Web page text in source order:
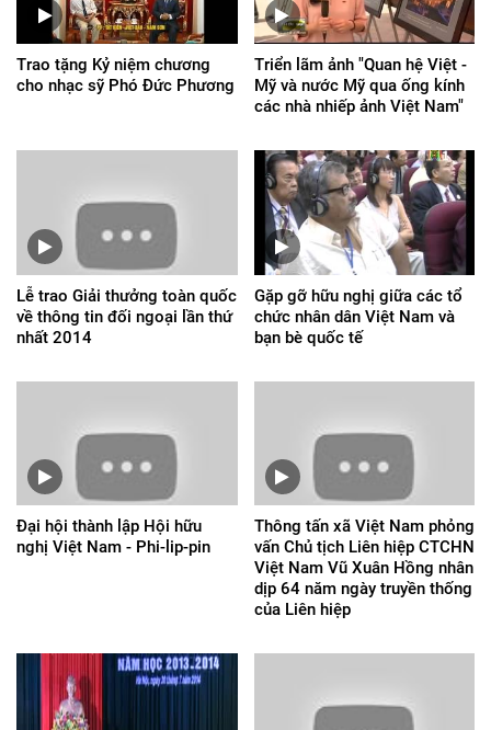
Trao tặng Kỷ niệm chương
cho nhạc sỹ Phó Đức Phương
Triển lãm ảnh "Quan hệ Việt -
Mỹ và nước Mỹ qua ống kính
các nhà nhiếp ảnh Việt Nam"
Lễ trao Giải thưởng toàn quốc
về thông tin đối ngoại lần thứ
nhất 2014
Gặp gỡ hữu nghị giữa các tổ
chức nhân dân Việt Nam và
bạn bè quốc tế
Đại hội thành lập Hội hữu
nghị Việt Nam - Phi-lip-pin
Thông tấn xã Việt Nam phỏng
vấn Chủ tịch Liên hiệp CTCHN
Việt Nam Vũ Xuân Hồng nhân
dịp 64 năm ngày truyền thống
của Liên hiệp